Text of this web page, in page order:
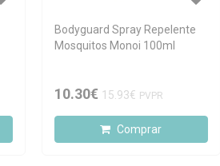
Bodyguard Spray Repelente
Mosquitos Monoi 100ml
10.30€ 15.93€ PVPR
Comprar